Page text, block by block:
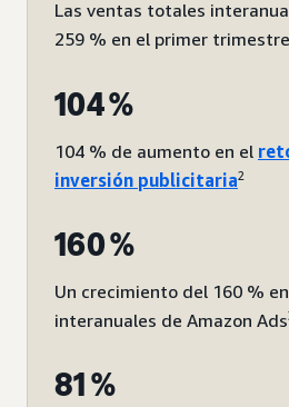
Las ventas totales
259 % en el primer
104 %
104 % de aumento en el
inversión publicitaria2
160 %
Un crecimiento del 160 %
interanuales de Amazon Ads
81 %